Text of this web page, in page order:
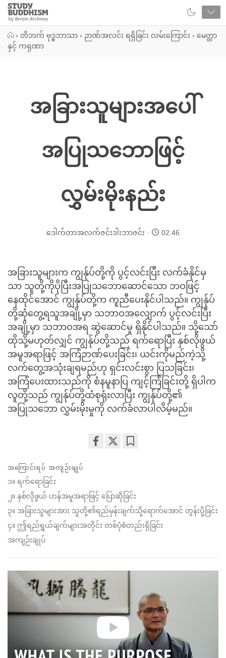
Close
Study
Buddhism
Home
› တိဘက် ဗုဒ္ဓဘာသာ › ဉာဏ်အလင်း ရရှိခြင်း လမ်းကြောင်း › မေတ္တာ
နှင့် ကရုဏာ
အခြားသူများအပေါ်
အပြုသဘောဖြင့်
လွှမ်းမိုးနည်း
ဒေါက်တာအလက်ဇင်းဒါးဘာဇင်း 02:46
အခြားသူများက ကျွန်ုပ်တို့ကို ပွင့်လင်းပြီး လက်ခံနိုင်မှ
သာ သူတို့ကိုပိုပြီးအပြုသဘောဆောင်သော ဘဝဖြင့်
နေထိုင်အောင် ကျွန်ုပ်တို့က ကူညီပေးနိုင်ပါသည်။ ကျွန်ုပ်
တို့ဆုံတွေ့ရသူအချို့မှာ သဘာဝအလျှောက် ပွင့်လင်းပြီး
အချို့မှာ သဘာဝအရ ဆွဲဆောင်မှု ရှိနိုင်ပါသည်။ သို့သော်
ထိုသို့မဟုတ်လျှင် ကျွန်ုပ်တို့သည် ရက်ရောပြီး နှစ်လိုဖွယ်
အမူအရာဖြင့် အကြံဉာဏ်ပေးခြင်း၊ ယင်းကိုမည်ကဲ့သို့
လက်တွေ့အသုံးချရမည်ဟု ရှင်းလင်းစွာ ပြသခြင်း၊
အကြံပေးထားသည်ကို စံနမူနာပြ ကျင့်ကြံခြင်းတို့ ရှိပါက
လူတို့သည် ကျွန်ုပ်တို့ထံစုရုံးလာပြီး ကျွန်ုပ်တို့၏
အပြုသဘော လွှမ်းမိုးမှုကို လက်ခံလာပါလိမ့်မည်။
အကြောင်းရပ် အကျဉ်းချုပ်
၁။ ရက်ရောခြင်း
၂။ နှစ်လိုဖွယ် ဟန်အမူအရာဖြင့် ပြောဆိုခြင်း
၃။ အခြားသူများအား သူတို့၏ရည်မှန်းချက်သို့ရောက်အောင် တွန်းပို့ခြင်း
၄။ ဤရည်ရွယ်ချက်များအတိုင်း တစ်ပုံစံတည်းရှိခြင်း
အကျဉ်းချုပ်